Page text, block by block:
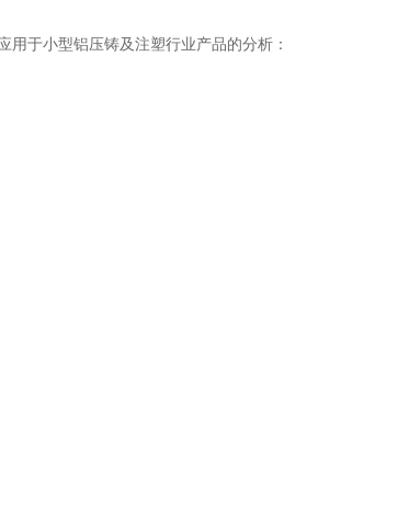
于小型铝压铸及注塑行业产品的分析：